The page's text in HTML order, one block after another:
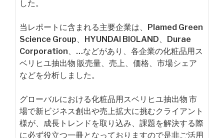
した。
当レポートに含まれる主要企業は、Plamed Green
Science Group、HYUNDAI BIOLAND、Durae
Corporation、…などがあり、各企業の化粧品用ス
ベリヒユ抽出物 販売量、売上、価格、市場シェア
などを分析しました。
グローバルにおける化粧品用スベリヒユ抽出物 市
場で新ビジネス創出や売上拡大に挑むクライアント
様が、成長トレンドを取り込み、課題を解決する際
に必ず役立つ一冊となっておりますので是非ご活用